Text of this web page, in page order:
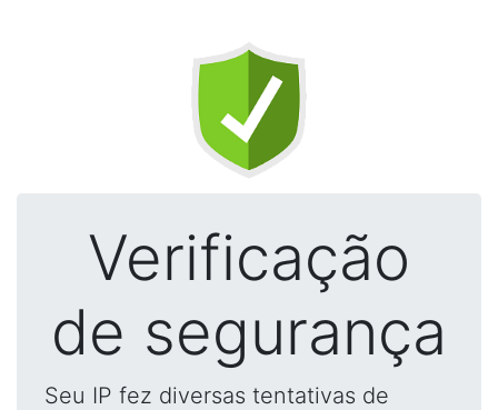
Verificação
de segurança
Seu IP fez diversas tentativas de